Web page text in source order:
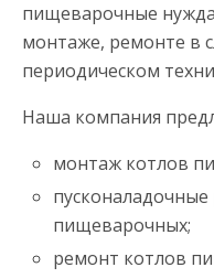
пищеварочные
монтаже, ремонте в
периодическом
Наша компания
монтаж котлов
пищеварочных;
ремонт котлов